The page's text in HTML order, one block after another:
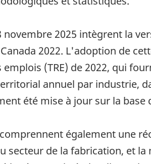
2025 intègrent la
2022. L'adoption de
(TRE) de 2022, qui
annuel par industrie,
été mise à jour sur la base
également une
secteur de la fabrication, et